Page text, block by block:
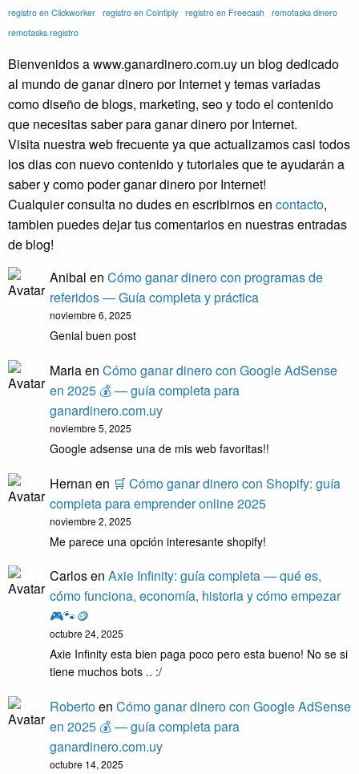
registro en Clickworker registro en Cointiply registro en Freecash remotasks dinero
remotasks registro
Bienvenidos a www.ganardinero.com.uy un blog dedicado
al mundo de ganar dinero por Internet y temas variadas
como diseño de blogs, marketing, seo y todo el contenido
que necesitas saber para ganar dinero por Internet.
Visita nuestra web frecuente ya que actualizamos casi todos
los dias con nuevo contenido y tutoriales que te ayudarán a
saber y como poder ganar dinero por Internet!
Cualquier consulta no dudes en escribirnos en contacto,
tambien puedes dejar tus comentarios en nuestras entradas
de blog!
Anibal en Cómo ganar dinero con programas de
referidos — Guía completa y práctica
noviembre 6, 2025
Genial buen post
Mariaen Cómo ganar dinero con Google AdSense
en 2025 💰 — guía completa para
ganardinero.com.uy
noviembre 5, 2025
Google adsense una de mis web favoritas!!
Hernan en 🛒 Cómo ganar dinero con Shopify: guía
completa para emprender online 2025
noviembre 2, 2025
Me parece una opción interesante shopify!
Carlosen Axie Infinity: guía completa — qué es,
cómo funciona, economía, historia y cómo empezar
🎮🐾🪙
octubre 24, 2025
Axie Infinity esta bien paga poco pero esta bueno! No se si
tiene muchos bots .. :/
Robertoen Cómo ganar dinero con Google AdSense
en 2025 💰 — guía completa para
ganardinero.com.uy
octubre 14, 2025